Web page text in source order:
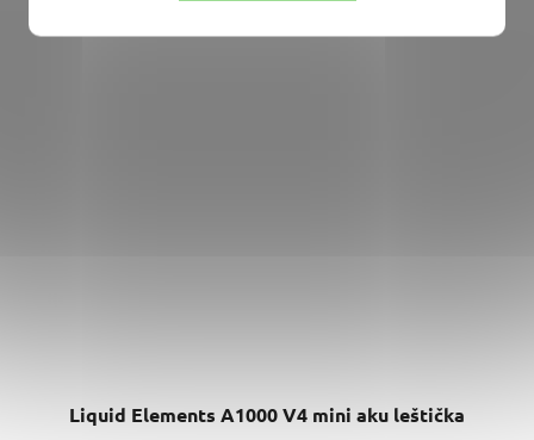
Liquid Elements A1000 V4 mini aku leštička